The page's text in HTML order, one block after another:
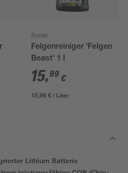
Sonax
Felgenreiniger 'Felgen
Beast' 1 l
15,99 €
15,99 € / Liter
Lithium Batterie